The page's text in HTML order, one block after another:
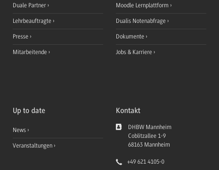
Duale Partner
Lehrbeauftragte
Presse
Mitarbeitende
Moodle Lernplattform
Dualis Notenabfrage
Dokumente
Jobs & Karriere
Up to date
News
Veranstaltungen
Kontakt
DHBW Mannheim
Coblitzallee 1-9
68163 Mannheim
+49 621 4105-0